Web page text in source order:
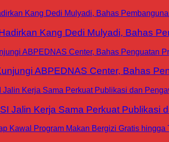
Kang Dedi Mulyadi, Bahas
ABPEDNAS Center, Bahas
Jalin Kerja Sama Perkuat Publikasi